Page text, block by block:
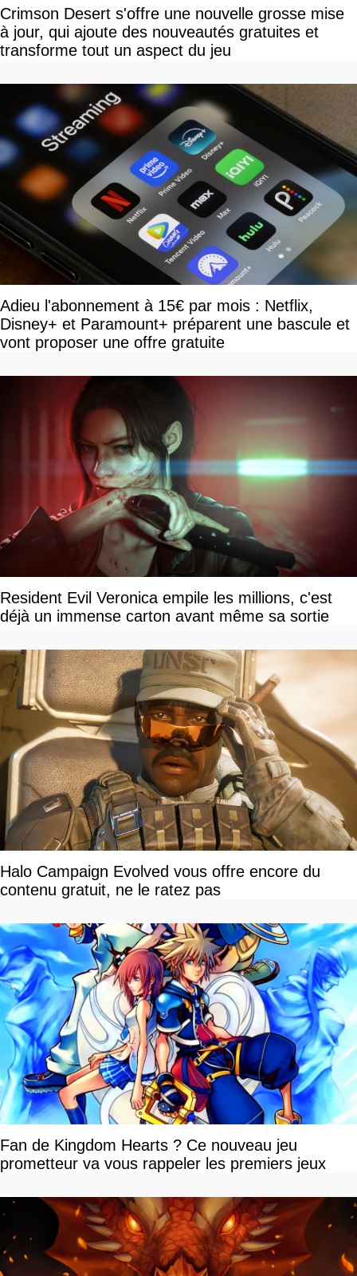
Crimson Desert s'offre une nouvelle grosse mise
à jour, qui ajoute des nouveautés gratuites et
transforme tout un aspect du jeu
Adieu l'abonnement à 15€ par mois : Netflix,
Disney+ et Paramount+ préparent une bascule et
vont proposer une offre gratuite
Resident Evil Veronica empile les millions, c'est
déjà un immense carton avant même sa sortie
Halo Campaign Evolved vous offre encore du
contenu gratuit, ne le ratez pas
Fan de Kingdom Hearts ? Ce nouveau jeu
prometteur va vous rappeler les premiers jeux